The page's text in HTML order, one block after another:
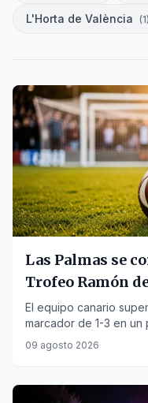
L'Horta de València (1)
Las Palmas se
Trofeo Ramón
El equipo canario
marcador de 1-3 en
visitante fue evidente.
09 agosto 2026